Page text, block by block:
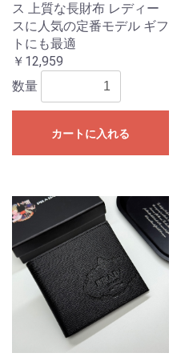
ス 上質な長財布 レディー
スに人気の定番モデル ギフ
トにも最適
￥12,959
数量
カートに入れる